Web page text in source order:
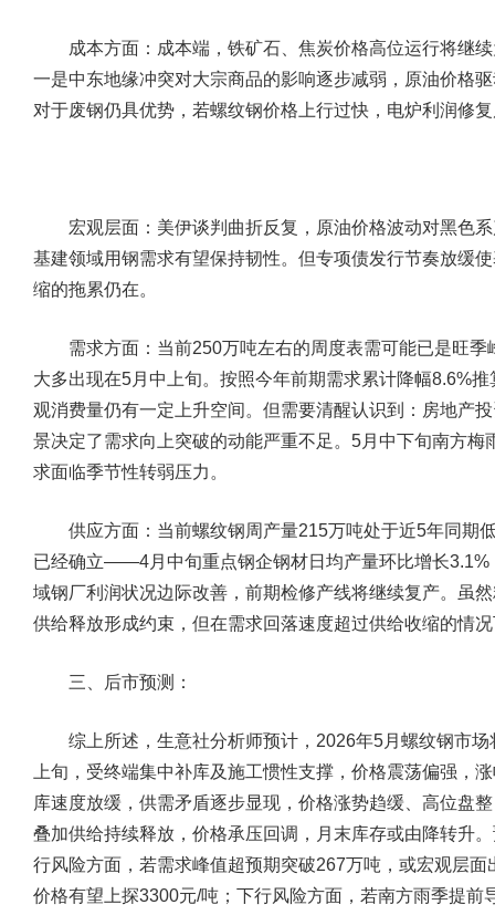
成本方面：成本端，铁矿石、焦炭价格高位运行将继续
一是中东地缘冲突对大宗商品的影响逐步减弱，原油价格
对于废钢仍具优势，若螺纹钢价格上行过快，电炉利润修
宏观层面：美伊谈判曲折反复，原油价格波动对黑色系
基建领域用钢需求有望保持韧性。但专项债发行节奏放缓
缩的拖累仍在。
需求方面：当前250万吨左右的周度表需可能已是旺季
大多出现在5月中上旬。按照今年前期需求累计降幅8.6%
观消费量仍有一定上升空间。但需要清醒认识到：房地产
景决定了需求向上突破的动能严重不足。5月中下旬南方
求面临季节性转弱压力。
供应方面：当前螺纹钢周产量215万吨处于近5年同期
已经确立——4月中旬重点钢企钢材日均产量环比增长3.1%
域钢厂利润状况边际改善，前期检修产线将继续复产。虽
供给释放形成约束，但在需求回落速度超过供给收缩的情
三、后市预测：
综上所述，生意社分析师预计，2026年5月螺纹钢市场
上旬，受终端集中补库及施工惯性支撑，价格震荡偏强，
库速度放缓，供需矛盾逐步显现，价格涨势趋缓、高位盘
叠加供给持续释放，价格承压回调，月末库存或由降转升
行风险方面，若需求峰值超预期突破267万吨，或宏观层
价格有望上探3300元/吨；下行风险方面，若南方雨季提